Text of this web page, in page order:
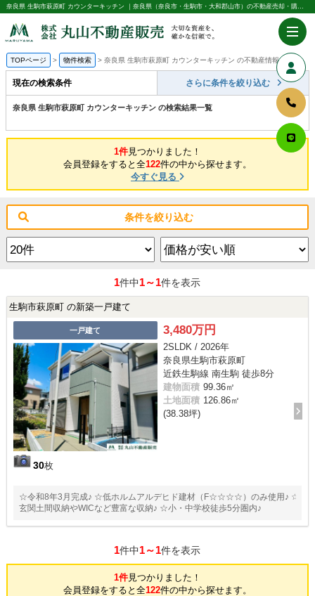
奈良県 生駒市萩原町 カウンターキッチン ｜奈良県（奈良市・生駒市・大和郡山市）の不動産売却・購入のことなら株式会社丸山不動産販売
TOPページ 物件検索 奈良県 生駒市萩原町 カウンターキッチン の不動産情報一覧
現在の検索条件 さらに条件を絞り込む
奈良県 生駒市萩原町 カウンターキッチン の検索結果一覧
1件見つかりました！
会員登録をすると全122件の中から探せます。
今すぐ見る
条件を絞り込む
1件中1～1件を表示
生駒市萩原町 の新築一戸建て
一戸建て
30枚
3,480万円
2SLDK / 2026年
奈良県生駒市萩原町
近鉄生駒線 南生駒 徒歩8分
建物面積 99.36㎡
土地面積 126.86㎡
(38.38坪)
☆令和8年3月完成♪ ☆低ホルムアルデヒド建材（F☆☆☆☆）のみ使用♪ ☆
玄関土間収納やWICなど豊富な収納♪ ☆小・中学校徒歩5分圏内♪
1件中1～1件を表示
1件見つかりました！
会員登録をすると全122件の中から探せます。